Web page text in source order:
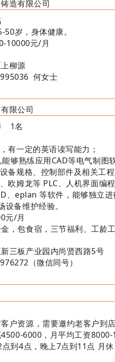
造有限公司
岁，身体健康。
10000元/月
柳源
何女士
限公司
1名
有一定的英语读写能力；
够熟练应用CAD等电气制图
备规格、控制部件及相关工
欧姆龙等 PLC、人机界面编
、eplan 等软件，能够独立
备维护经验。
元/月
，包食宿，三节福利、工龄工
三板产业园内尚贤西路5号
（微信同号）
户资源，需要邀约老客户到
6000，月平均工资
到4点，晚上7点到11点 月